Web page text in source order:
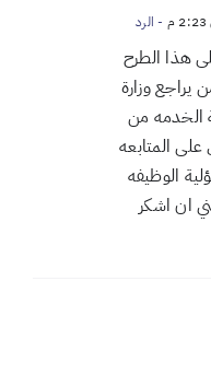
- الرد
هذا الطرح
يراجع وزارة
الخدمه من
المتابعه
الوظيفه
ان اشكر